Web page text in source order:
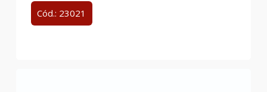
Cód.: 23021